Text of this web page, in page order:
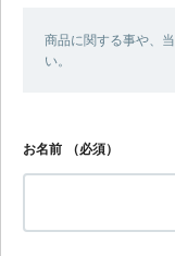
商品に関する事や、
い。
お名前 （必須）